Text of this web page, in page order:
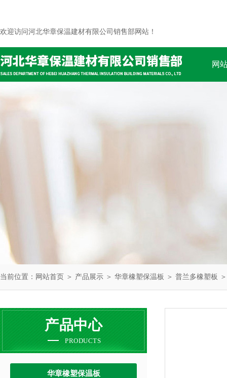
欢迎访问河北华章保温建材有限公司销售部网站！
网
当前位置： 网站首页 ＞ 产品展示 ＞ 华章橡塑保温板 ＞ 普兰多橡塑板
产品中心
PRODUCTS
华章橡塑保温板